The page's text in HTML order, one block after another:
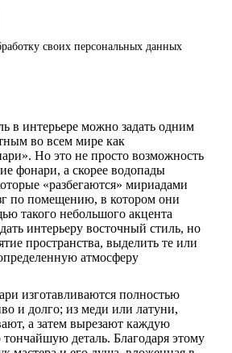
своих персональных данных
в интерьере можно задать одним
во всем мире как
Но это не просто возможность
фонари, а скорее водопады
«разбегаются» мириадами
по помещению, в котором они
такого небольшого акцента
интерьеру восточный стиль, но
пространства, выделить те или
атмосферу
изготавливаются полностью
и долго; из меди или латуни,
а затем вырезают каждую
деталь. Благодаря этому